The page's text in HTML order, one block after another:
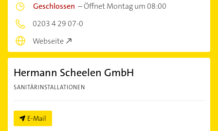
Geschlossen –Öffnet Montag um 08:00
0203 4 29 07-0
Webseite
Hermann Scheelen GmbH
SANITÄRINSTALLATIONEN
E-Mail